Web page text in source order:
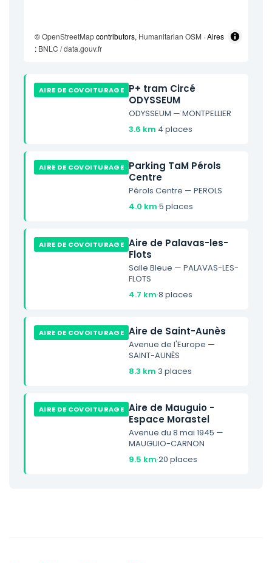
©OpenStreetMapcontributors, Humanitarian OSM · Aires
: BNLC / data.gouv.fr
AIRE DE COVOITURAGE P+ tram Circé
ODYSSEUM
ODYSSEUM — MONTPELLIER
3.6 km·4 places
AIRE DE COVOITURAGE Parking TaM Pérols
Centre
Pérols Centre — PEROLS
4.0 km·5 places
AIRE DE COVOITURAGE Aire de Palavas-les-
Flots
Salle Bleue — PALAVAS-LES-
FLOTS
4.7 km·8 places
AIRE DE COVOITURAGE Aire de Saint-Aunès
Avenue de l'Europe —
SAINT-AUNÈS
8.3 km·3 places
AIRE DE COVOITURAGE Aire de Mauguio -
Espace Morastel
Avenue du 8 mai 1945 —
MAUGUIO-CARNON
9.5 km·20 places